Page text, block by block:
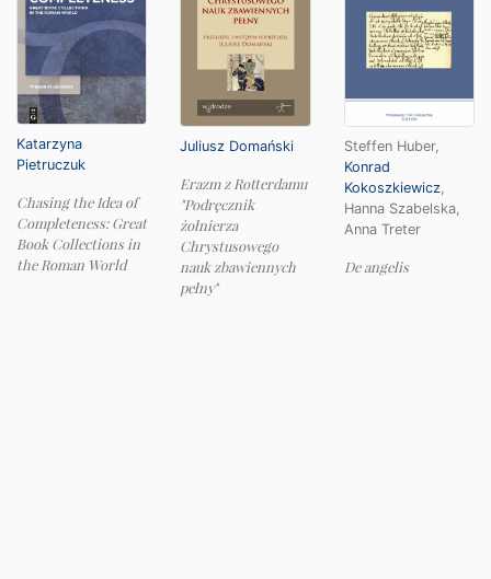
Katarzyna
Pietruczuk
Chasing the Idea of
Completeness: Great
Book Collections in
the Roman World
Juliusz Domański
Erazm z Rotterdamu
"Podręcznik
żołnierza
Chrystusowego
nauk zbawiennych
pełny"
Steffen Huber,
Konrad
Kokoszkiewicz,
Hanna Szabelska,
Anna Treter
De angelis